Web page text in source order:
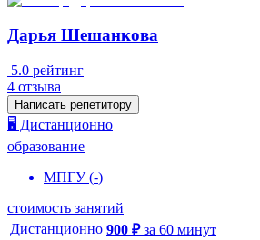
Дарья Шешанкова
5.0 рейтинг
4 отзыва
Написать репетитору
🖥️ Дистанционно
образование
МПГУ(-)
стоимость занятий
Дистанционно 900 ₽ за 60 минут